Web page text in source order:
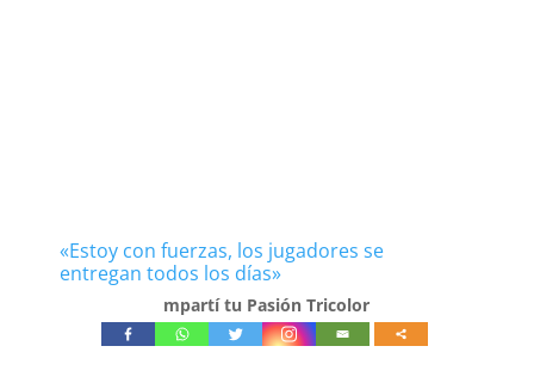
«Estoy con fuerzas, los jugadores se
entregan todos los días»
mpartí tu Pasión Tricolor